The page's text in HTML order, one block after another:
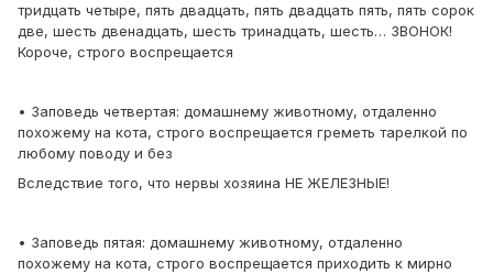
тридцать четыре, пять двадцать, пять двадцать пять, пять сорок
две, шесть двенадцать, шесть тринадцать, шесть… ЗВОНОК!
Короче, строго воспрещается
• Заповедь четвертая: домашнему животному, отдаленно
похожему на кота, строго воспрещается греметь тарелкой по
любому поводу и без
Вследствие того, что нервы хозяина НЕ ЖЕЛЕЗНЫЕ!
• Заповедь пятая: домашнему животному, отдаленно
похожему на кота, строго воспрещается приходить к мирно